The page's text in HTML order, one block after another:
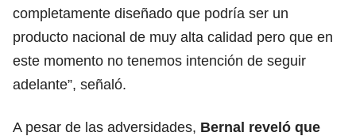
completamente diseñado que podría ser un
producto nacional de muy alta calidad pero que en
este momento no tenemos intención de seguir
adelante”, señaló.
A pesar de las adversidades, Bernal reveló que